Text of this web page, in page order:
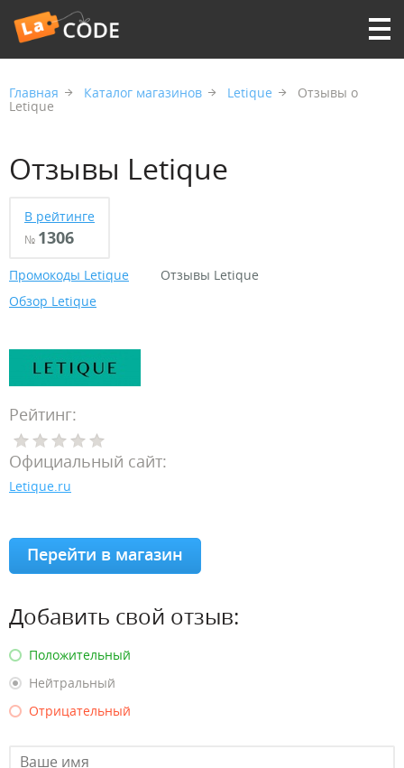
Главная Каталог магазинов Letique Отзывы о
Letique
Отзывы Letique
В рейтинге
№ 1306
Промокоды Letique
Отзывы Letique
Обзор Letique
Рейтинг:
Официальный сайт:
Letique.ru
Перейти в магазин
Добавить свой отзыв:
Положительный
Нейтральный
Отрицательный